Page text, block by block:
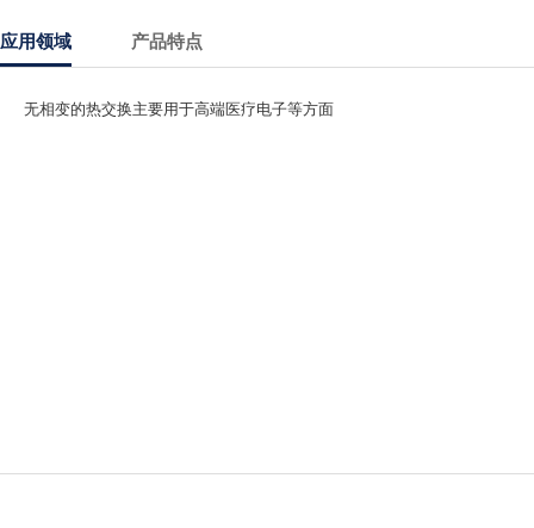
应用领域 产品特点
无相变的热交换主要用于高端医疗电子等方面